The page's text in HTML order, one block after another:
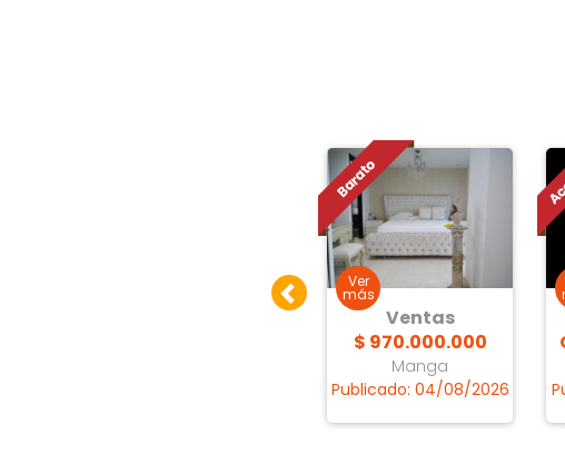
Ventas
$ 970.000.000
Manga
Publicado: 04/08/2026